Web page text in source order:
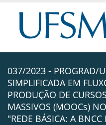
037/2023 - PROGRAD/
SIMPLIFICADA EM
PRODUÇÃO DE
MASSIVOS (MOOCs)
"REDE BÁSICA: A